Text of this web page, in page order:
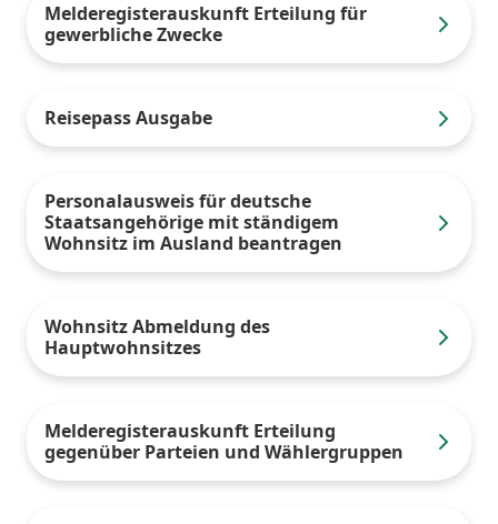
Melderegisterauskunft Erteilung für
gewerbliche Zwecke
Reisepass Ausgabe
Personalausweis für deutsche
Staatsangehörige mit ständigem
Wohnsitz im Ausland beantragen
Wohnsitz Abmeldung des
Hauptwohnsitzes
Melderegisterauskunft Erteilung
gegenüber Parteien und Wählergruppen